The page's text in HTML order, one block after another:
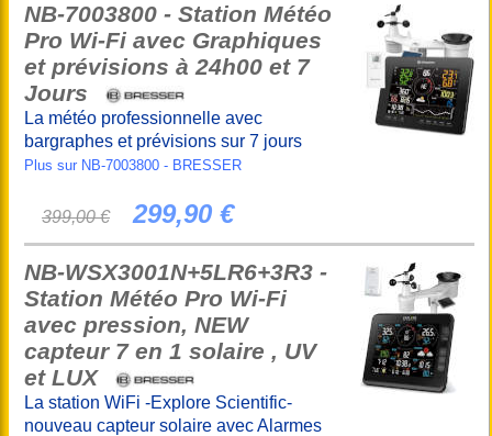
NB-7003800 - Station Météo
Pro Wi-Fi avec Graphiques
et prévisions à 24h00 et 7
Jours
La météo professionnelle avec
bargraphes et prévisions sur 7 jours
Plus sur NB-7003800 - BRESSER
399,00 € 299,90 €
NB-WSX3001N+5LR6+3R3 -
Station Météo Pro Wi-Fi
avec pression, NEW
capteur 7 en 1 solaire , UV
et LUX
La station WiFi -Explore Scientific-
nouveau capteur solaire avec Alarmes